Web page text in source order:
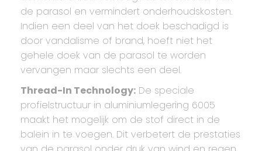
de parasol en vermindert onderhoudskosten.
Indien een deel van het doek beschadigd is
door vandalisme of brand, hoeft niet het
gehele doek van de parasol te worden
vervangen maar slechts een deel.
Thread-In Technology: De speciale
profielstructuur in aluminiumlegering 6005
maakt het mogelijk om de stof direct in de
balein in te voegen. Dit verbetert de prestaties